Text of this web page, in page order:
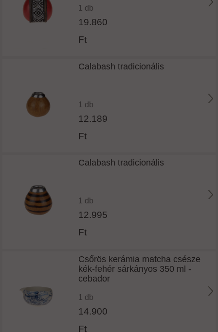
1 db
19.860
Ft
Calabash tradicionális
1 db
12.189
Ft
Calabash tradicionális
1 db
12.995
Ft
Csőrös kerámia matcha csésze
kék-fehér sárkányos 350 ml -
cebador
1 db
14.900
Ft